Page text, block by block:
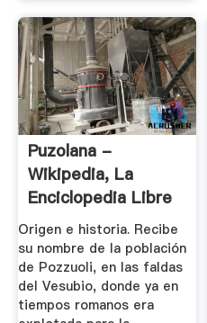
Puzolana -
Wikipedia, La
Enciclopedia Libre
Origen e historia. Recibe
su nombre de la población
de Pozzuoli, en las faldas
del Vesubio, donde ya en
tiempos romanos era